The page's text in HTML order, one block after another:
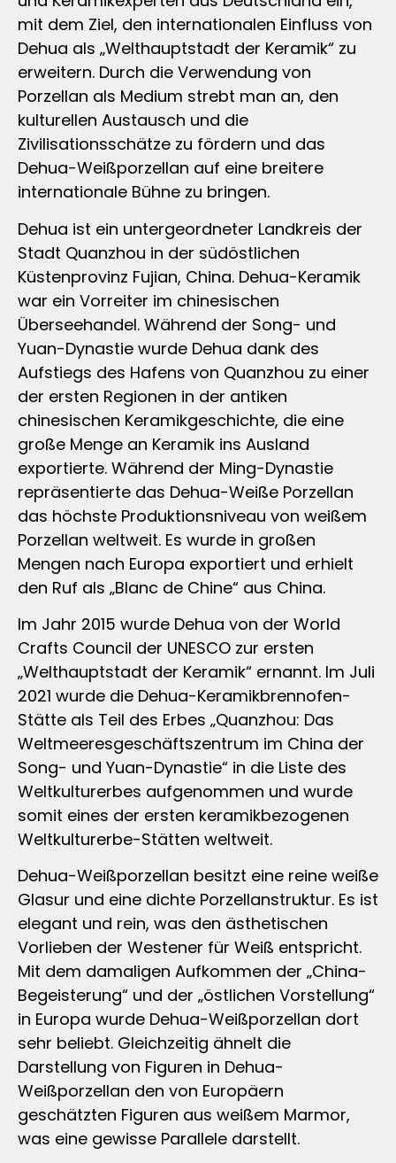
mit dem Ziel, den internationalen Einfluss von
Dehua als „Welthauptstadt der Keramik“ zu
erweitern. Durch die Verwendung von
Porzellan als Medium strebt man an, den
kulturellen Austausch und die
Zivilisationsschätze zu fördern und das
Dehua-Weißporzellan auf eine breitere
internationale Bühne zu bringen.
Dehua ist ein untergeordneter Landkreis der
Stadt Quanzhou in der südöstlichen
Küstenprovinz Fujian, China. Dehua-Keramik
war ein Vorreiter im chinesischen
Überseehandel. Während der Song- und
Yuan-Dynastie wurde Dehua dank des
Aufstiegs des Hafens von Quanzhou zu einer
der ersten Regionen in der antiken
chinesischen Keramikgeschichte, die eine
große Menge an Keramik ins Ausland
exportierte. Während der Ming-Dynastie
repräsentierte das Dehua-Weiße Porzellan
das höchste Produktionsniveau von weißem
Porzellan weltweit. Es wurde in großen
Mengen nach Europa exportiert und erhielt
den Ruf als „Blanc de Chine“ aus China.
Im Jahr 2015 wurde Dehua von der World
Crafts Council der UNESCO zur ersten
„Welthauptstadt der Keramik“ ernannt. Im Juli
2021 wurde die Dehua-Keramikbrennofen-
Stätte als Teil des Erbes „Quanzhou: Das
Weltmeeresgeschäftszentrum im China der
Song- und Yuan-Dynastie“ in die Liste des
Weltkulturerbes aufgenommen und wurde
somit eines der ersten keramikbezogenen
Weltkulturerbe-Stätten weltweit.
Dehua-Weißporzellan besitzt eine reine weiße
Glasur und eine dichte Porzellanstruktur. Es ist
elegant und rein, was den ästhetischen
Vorlieben der Westener für Weiß entspricht.
Mit dem damaligen Aufkommen der „China-
Begeisterung“ und der „östlichen Vorstellung“
in Europa wurde Dehua-Weißporzellan dort
sehr beliebt. Gleichzeitig ähnelt die
Darstellung von Figuren in Dehua-
Weißporzellan den von Europäern
geschätzten Figuren aus weißem Marmor,
was eine gewisse Parallele darstellt.